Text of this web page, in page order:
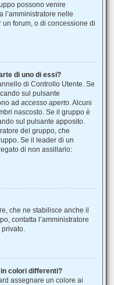
possono venire
l’amministratore nelle
forum, o di concessione di
di uno di essi?
di Controllo Utente. Se
sul pulsante
ad accesso aperto. Alcuni
nascosto. Se il gruppo è
sul pulsante apposito.
del gruppo, che
Se il leader di un
di non assillarlo:
che ne stabilisce anche il
contatta l’amministratore
privato.
colori differenti?
assegnare un colore ai